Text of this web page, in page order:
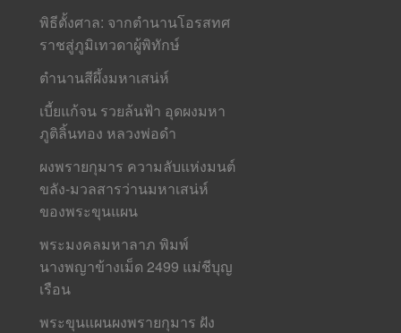
พิธีตั้งศาล: จากตำนานโอรสทศ
ราชสู่ภูมิเทวดาผู้พิทักษ์
ตำนานสีผึ้งมหาเสน่ห์
เบี้ยแก้จน รวยล้นฟ้า อุดผงมหา
ภูติลิ้นทอง หลวงพ่อดำ
ผงพรายกุมาร ความลับแห่งมนต์
ขลัง-มวลสารว่านมหาเสน่ห์
ของพระขุนแผน
พระมงคลมหาลาภ พิมพ์
นางพญาข้างเม็ด 2499 แม่ชีบุญ
เรือน
พระขุนแผนผงพรายกุมาร ฝัง